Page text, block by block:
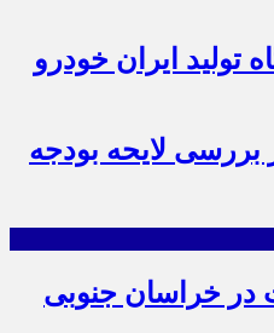
دستگاه تولید ایران خودرو
لایحه بودجه